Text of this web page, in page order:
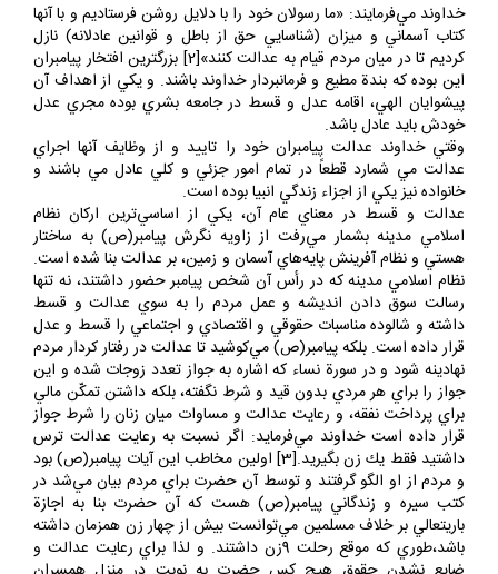
خداوند مي‌فرمايند: «ما رسولان خود را با دلايل روشن فرستاديم و با آنها
كتاب آسماني و ميزان (شناسايي حق از باطل و قوانين عادلانه) نازل
كرديم تا در ميان مردم قيام به عدالت كنند»[2] بزرگترين افتخار پيامبران
اين بوده كه بندة مطيع و فرمانبردار خداوند باشند. و يكي از اهداف آن
پيشوايان الهي، اقامه عدل و قسط در جامعه بشري بوده مجري عدل
خودش بايد عادل باشد.
وقتي خداوند عدالت پيامبران خود را تاييد و از وظايف آنها اجراي
عدالت مي شمارد قطعاً در تمام امور جزئي و كلي عادل مي باشند و
خانواده نيز يكي از اجزاء زندگي انبيا بوده است.
عدالت و قسط در معناي عام آن،‌ يكي از اساسي‌ترين اركان نظام
اسلامي مدينه بشمار مي‌رفت از زاويه نگرش پيامبر(ص) به ساختار
هستي و نظام آفرينش پايه‌هاي آسمان و زمين، بر عدالت بنا شده است.
نظام اسلامي مدينه كه در رأس آن شخص پيامبر حضور داشتند، نه تنها
رسالت سوق دادن انديشه و عمل مردم را به سوي عدالت و قسط
داشته و شالوده مناسبات حقوقي و اقتصادي و اجتماعي را قسط و عدل
قرار داده است. بلكه پيامبر(ص) مي‌كوشيد تا عدالت در رفتار كردار مردم
نهادينه شود و در سورة نساء كه اشاره به جواز تعدد زوجات شده و اين
جواز را براي هر مردي بدون قيد و شرط نگفته،‌ بلكه داشتن تمكّن مالي
براي پرداخت نفقه، و رعايت عدالت و مساوات ميان زنان را شرط جواز
قرار داده است خداوند مي‌فرمايد: اگر نسبت به رعايت عدالت ترس
داشتيد فقط يك زن بگيريد.[3] اولين مخاطب اين آيات پيامبر(ص) بود
و مردم از او الگو گرفتند و توسط آن حضرت براي مردم بيان مي‌شد در
كتب سيره و زندگاني پيامبر(ص) هست كه آن حضرت بنا به اجازة‌
باريتعالي بر خلاف مسلمين مي‌توانست بيش از چهار زن همزمان داشته
باشد،‌طوري كه موقع رحلت 9زن داشتند. و لذا براي رعايت عدالت و